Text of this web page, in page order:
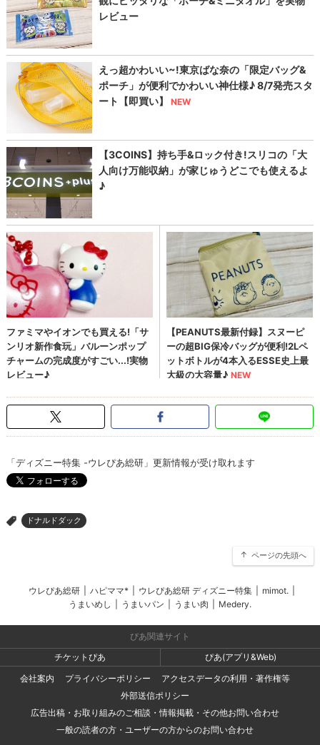
「ディズニー特集 -ウレぴあ総研」更新情報が受け取れます
> ドナルドダック
ページの先頭へ
ウレぴあ総研 ハピママ* ウレぴあ総研 ディズニー特集 mimot.
うまいめし
うまいパン うまい肉 Medery.
ぴあ関連サイト
チケットぴあ
ぴあ(アプリ&Web)
会社案内
プライバシーポリシー
アクセスデータの利用・著作権等
外部送信ポリシー
広告出稿・お取り組みのご相談・情報掲載・その他お問い合わせ
一般の読者の方・ユーザーの方からのお問い合わせ